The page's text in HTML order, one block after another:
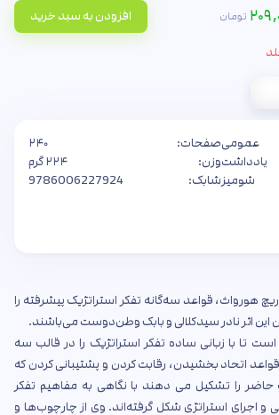
تومان افزودن به سبد خرید
عمومی
یادداشت
شومیز
صفحات:
۲۴۰
وزن:
۲۲۴ گرم
شابک:
9786006227924
هورواث، قواعد سه‌گانه تفکر استراتژیک پیشرفته را
این اثر نادر سیدکلالی و بابک وطن‌دوست می‌باشند.
تا با زبانی ساده تفکر استراتژیک را در قالب سه
اتحاد بخشیدن، رقابت کردن و پشتیبانی کردن که
را تشکیل می دهند با نگاهی به مفاهیم تفکر
اجرای استراتژی شکل گرفته‌اند. وی از چارچوب‌ها و